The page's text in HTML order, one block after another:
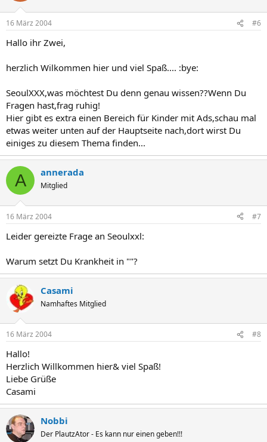
16 März 2004 #6
Hallo ihr Zwei,
herzlich Wilkommen hier und viel Spaß.... :bye:
SeoulXXX,was möchtest Du denn genau wissen??Wenn Du
Fragen hast,frag ruhig!
Hier gibt es extra einen Bereich für Kinder mit Ads,schau mal
etwas weiter unten auf der Hauptseite nach,dort wirst Du
einiges zu diesem Thema finden...
A annerada
Mitglied
16 März 2004 #7
Leider gereizte Frage an Seoulxxl:
Warum setzt Du Krankheit in ""?
Casami
Namhaftes Mitglied
16 März 2004 #8
Hallo!
Herzlich Willkommen hier& viel Spaß!
Liebe Grüße
Casami
Nobbi
Der PlautzAtor - Es kann nur einen geben!!!